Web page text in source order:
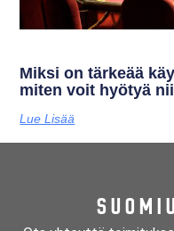
Miksi on tärkeää
miten voit hyötyä
Lue Lisää